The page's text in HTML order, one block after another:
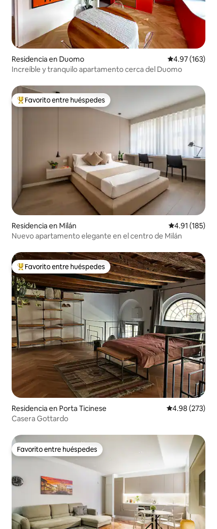
Residencia en Duomo Calificación
4.97 (163)
Increíble y tranquilo apartamento cerca del Duomo
De los mejores en Favorito entre huéspedes
Favorito entre huéspedes
Residencia en Milán Calificación
4.91 (185)
Nuevo apartamento elegante en el centro de Milán
De los mejores en Favorito entre huéspedes
Favorito entre huéspedes
Residencia en Porta Ticinese Calificación
4.98 (273)
Casera Gottardo
Favorito entre huéspedes
Favorito entre huéspedes